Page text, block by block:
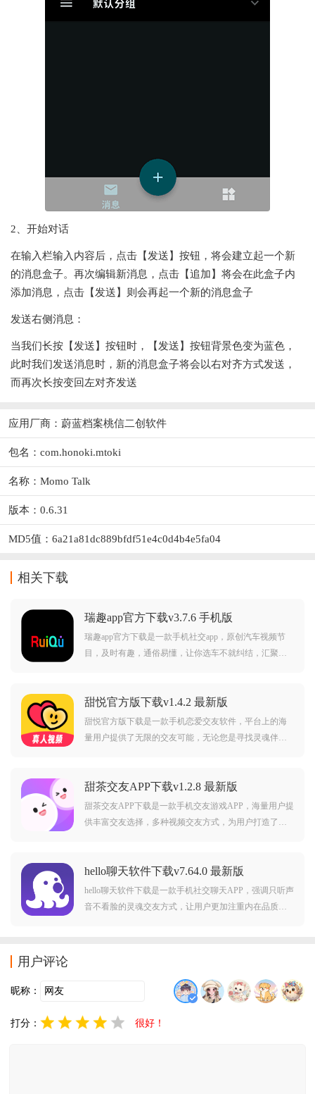
2、开始对话
在输入栏输入内容后，点击【发送】按钮，将会建立起一个新
的消息盒子。再次编辑新消息，点击【追加】将会在此盒子内
添加消息，点击【发送】则会再起一个新的消息盒子
发送右侧消息：
当我们长按【发送】按钮时，【发送】按钮背景色变为蓝色，
此时我们发送消息时，新的消息盒子将会以右对齐方式发送，
而再次长按变回左对齐发送
应用厂商： 蔚蓝档案桃信二创软件
包名：com.honoki.mtoki
名称：Momo Talk
版本：0.6.31
MD5值：6a21a81dc889bfdf51e4c0d4b4e5fa04
相关下载
瑞趣app官方下载v3.7.6 手机版
瑞趣app官方下载是一款手机社交app，原创汽车视频节
目，及时有趣，通俗易懂，让你选车不就纠结，汇聚知
车圈新鲜事，让用户都能在线聊天不无聊，享受智能的
生活。
甜悦官方版下载v1.4.2 最新版
甜悦官方版下载是一款手机恋爱交友软件，平台上的海
量用户提供了无限的交友可能，无论您是寻找灵魂伴
友，让交友更精准，一键发起搭讪，把握每一个交友机
遇。
甜茶交友APP下载v1.2.8 最新版
甜茶交友APP下载是一款手机交友游戏APP，海量用户提
供丰富交友选择，多种视频交友方式，为用户打造了一
通的局限性，为用户提供多样化的交流场景和互动机
会，社交体验更加丰富多彩！
hello聊天软件下载v7.64.0 最新版
hello聊天软件下载是一款手机社交聊天APP，强调只听声
音不看脸的灵魂交友方式，让用户更加注重内在品质和
用户评论
昵称：
打分： 很好！